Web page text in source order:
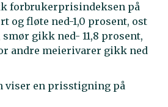
forbrukerprisindeksen på
og fløte ned-1,0 prosent, ost
gikk ned- 11,8 prosent,
andre meierivarer gikk ned
viser en prisstigning på